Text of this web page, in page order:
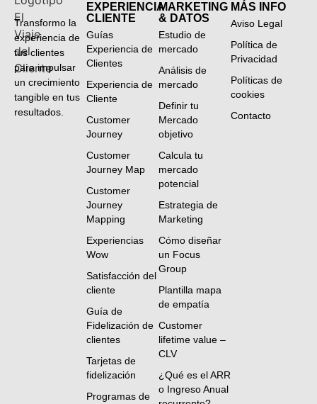
Transformo la
experiencia de
tus clientes
para impulsar
un crecimiento
tangible en tus
resultados.
EXPERIENCIA
CLIENTE
Guías
Experiencia de
Clientes
Experiencia de
Cliente
Customer
Journey
Customer
Journey Map
Customer
Journey
Mapping
Experiencias
Wow
Satisfacción del
cliente
Guía de
Fidelización de
clientes
Tarjetas de
fidelización
Programas de
MARKETING
& DATOS
Estudio de
mercado
Análisis de
mercado
Definir tu
Mercado
objetivo
Calcula tu
mercado
potencial
Estrategia de
Marketing
Cómo diseñar
un Focus
Group
Plantilla mapa
de empatía
Customer
lifetime value –
CLV
¿Qué es el ARR
o Ingreso Anual
MÁS INFO
Aviso Legal
Política de
Privacidad
Políticas de
cookies
Contacto